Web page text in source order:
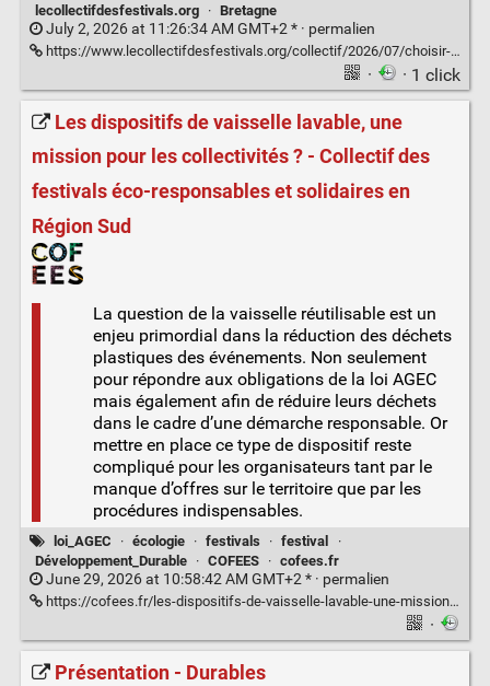
lecollectifdesfestivals.org
· Bretagne
July 2, 2026 at 11:26:34 AM GMT+2 * · permalien
https://www.lecollectifdesfestivals.org/collectif/2026/07/choisir-et-gerer-la-vaisselle-reemployable-de-son-evenement/
· · 1 click
Les dispositifs de vaisselle lavable, une
mission pour les collectivités ? - Collectif des
festivals éco-responsables et solidaires en
Région Sud
La question de la vaisselle réutilisable est un
enjeu primordial dans la réduction des déchets
plastiques des événements. Non seulement
pour répondre aux obligations de la loi AGEC
mais également afin de réduire leurs déchets
dans le cadre d’une démarche responsable. Or
mettre en place ce type de dispositif reste
compliqué pour les organisateurs tant par le
manque d’offres sur le territoire que par les
procédures indispensables.
loi_AGEC · écologie · festivals · festival
·
Développement_Durable
· COFEES · cofees.fr
June 29, 2026 at 10:58:42 AM GMT+2 * · permalien
https://cofees.fr/les-dispositifs-de-vaisselle-lavable-une-mission-pour-les-collectivites/
·
Présentation - Durables